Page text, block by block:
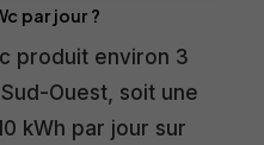
par jour ?
produit environ 3
Ouest, soit une
kWh par jour sur